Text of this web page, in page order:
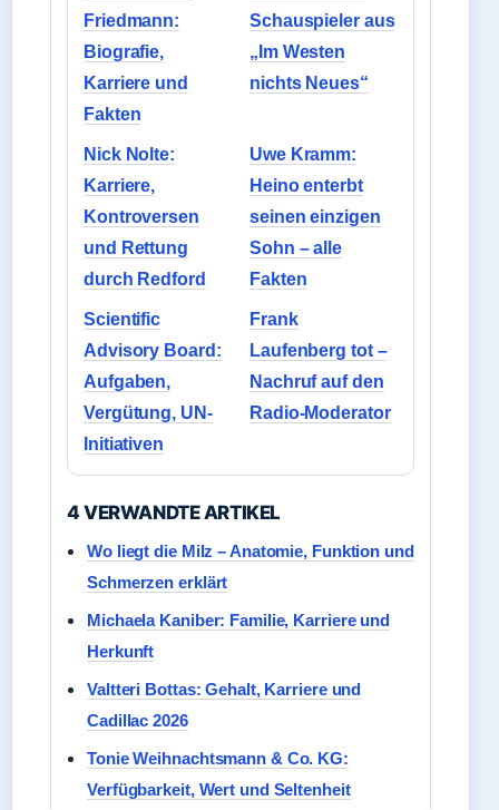
Friedmann:
Biografie,
Karriere und
Fakten
Schauspieler aus
„Im Westen
nichts Neues“
Nick Nolte:
Karriere,
Kontroversen
und Rettung
durch Redford
Uwe Kramm:
Heino enterbt
seinen einzigen
Sohn – alle
Fakten
Scientific
Advisory Board:
Aufgaben,
Vergütung, UN-
Initiativen
Frank
Laufenberg tot –
Nachruf auf den
Radio-Moderator
4 VERWANDTE ARTIKEL
Wo liegt die Milz – Anatomie, Funktion und
Schmerzen erklärt
Michaela Kaniber: Familie, Karriere und
Herkunft
Valtteri Bottas: Gehalt, Karriere und
Cadillac 2026
Tonie Weihnachtsmann & Co. KG:
Verfügbarkeit, Wert und Seltenheit